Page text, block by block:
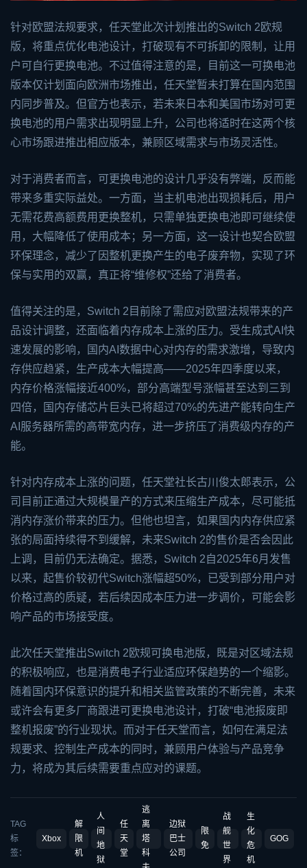
针对欧盟法规要求，任天堂此次计划推出的Switch 2欧规
版，将重点优化电池设计，打破现有不可拆卸的限制，让用
户可自行更换电池。不过值得注意的是，目前这一可换电池
版本仅计划面向欧洲市场推出，任天堂暂未打算在国内范围
内同步普及。但官方也表示，若未来日本和美国市场对可更
换电池的用户需求出现明显上升，公司也将适时在这两个核
心市场跟进推出相应版本，兼顾区域需求与市场灵活性。
对于消费者而言，可更换电池的设计几乎没有弊端，反而能
带来多重实际益处。一方面，当主机电池出现损耗后，用户
无需花费高额费用更换整机，只需单独更换电池即可继续使
用，大幅降低了使用成本；另一方面，这一设计也契合欧盟
环保理念，减少了因整机更换产生的电子废弃物，实现了环
保与实用的双赢，真正将“维修权”还给了消费者。
值得关注的是，Switch 2目前除了需应对欧盟法规带来的产
品设计调整，还面临着内存成本上涨的压力。受生成式AI快
速发展的影响，国内AI数据中心对内存的需求激增，导致内
存供应趋紧，生产成本大幅提高——2025年四季度以来，
内存价格涨幅接近400%，部分高端型号涨幅甚至达到三到
四倍，国内存储芯片巨头已将超过70%的先进产能转向生产
AI服务器所需的高带宽内存，进一步挤压了消费级内存的产
能。
针对内存成本上涨的问题，任天堂社长古川俊太郎表示，公
司目前正通过大规模量产的方式来压缩生产成本，尽可能抵
消内存涨价带来的压力。但他也坦言，如果国内内存供应紧
张的局面持续得不到缓解，未来Switch 2的售价是否会因此
上调，目前仍无法确定。据悉，Switch 2自2025年6月发售
以来，起售价较初代Switch涨幅超50%，已受到部分用户对
价格过高的质疑，若后续因成本压力进一步调价，可能会影
响产品的市场接受度。
此次任天堂推出Switch 2欧规可换电池版，既是对区域法规
的积极响应，也是消费电子行业适应环保趋势的一个缩影。
随着国内环保意识的提升和相关监管政策的不断完善，未来
或许会有更多厂商跟进可更换电池设计，打破“电池报废即
整机报废”的行业现状。而对于任天堂而言，如何在满足法
规要求、控制生产成本的同时，兼顾用户体验与产品竞争
力，将成为其后续需要重点应对的课题。
TAG
标
签：
Xbox
解
限
机
人
间
地
狱
任
天
堂
逃
离
塔
科
边狱
巴士
公司
限
免
战
舰
世
界
生
化
危
机
GOG